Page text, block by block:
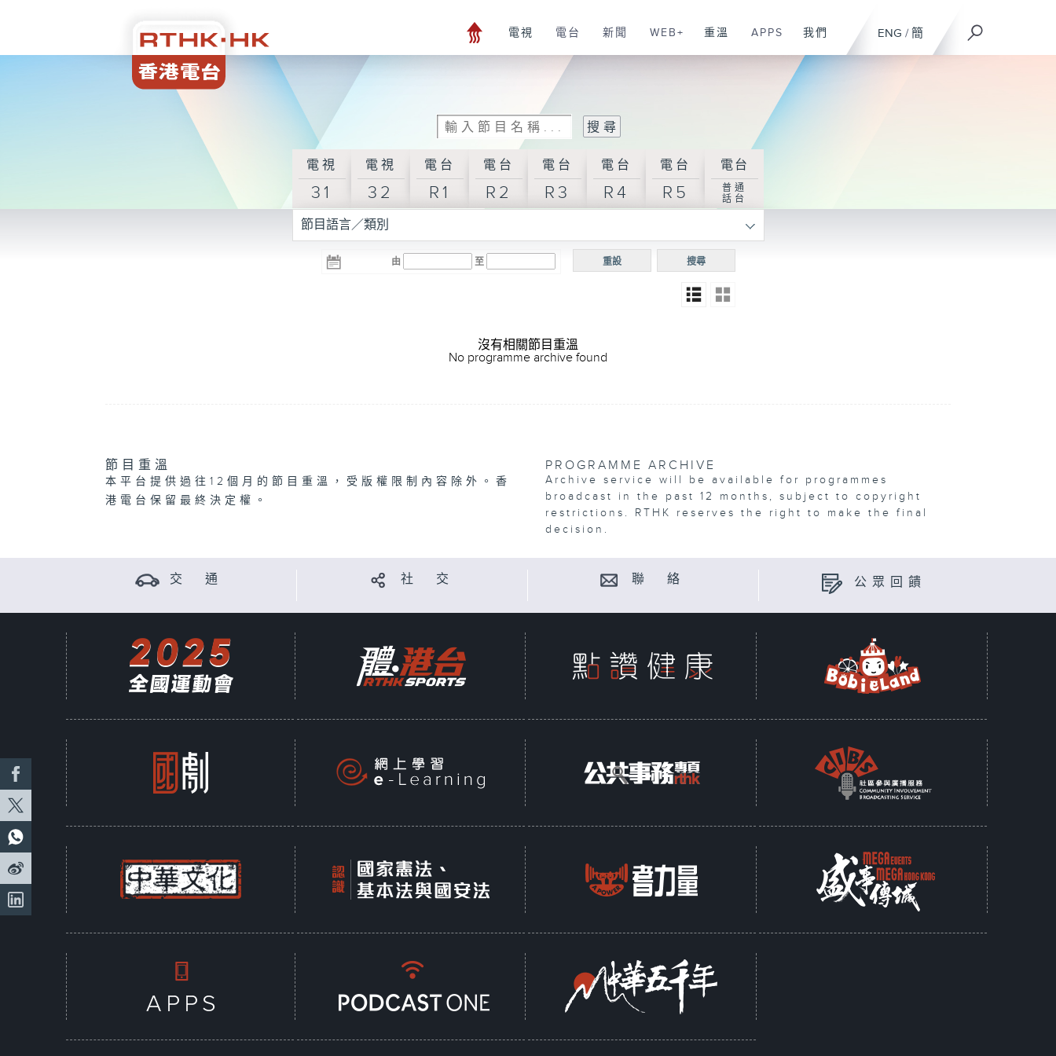
ENG / 簡
電視 電台 新聞 WEB+ 重溫 APPS 我們
電視
31
電視
32
電台
R1
電台
R2
電台
R3
電台
R4
電台
R5
電台
普通
話台
節目語言／類別
由 至 搜尋
重設
沒有相關節目重溫
No programme archive found
節目重溫
本平台提供過往12個月的節目重溫，受版權限制內容除外。香
港電台保留最終決定權。
PROGRAMME ARCHIVE
Archive service will be available for programmes
broadcast in the past 12 months, subject to copyright
restrictions. RTHK reserves the right to make the final
decision.
交 通 社 交 聯 絡 公眾回饋